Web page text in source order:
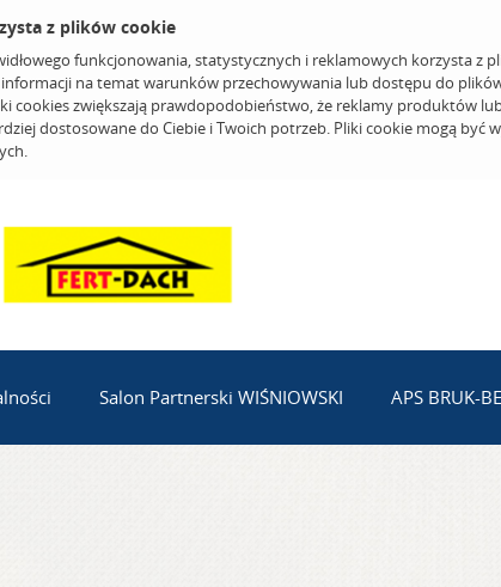
z plików cookie
funkcjonowania, statystycznych i reklamowych korzysta z
informacji na temat warunków przechowywania lub dostępu do
cookies zwiększają prawdopodobieństwo, że reklamy produktów
dostosowane do Ciebie i Twoich potrzeb. Pliki cookie mogą
Salon Partnerski WIŚNIOWSKI APS BRUK-